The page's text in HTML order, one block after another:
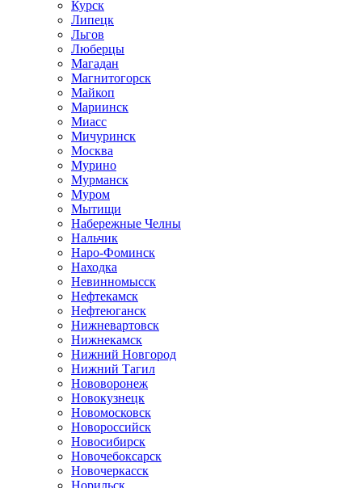
Курск
Липецк
Льгов
Люберцы
Магадан
Магнитогорск
Майкоп
Мариинск
Миасс
Мичуринск
Москва
Мурино
Мурманск
Муром
Мытищи
Набережные Челны
Нальчик
Наро-Фоминск
Находка
Невинномысск
Нефтекамск
Нефтеюганск
Нижневартовск
Нижнекамск
Нижний Новгород
Нижний Тагил
Нововоронеж
Новокузнецк
Новомосковск
Новороссийск
Новосибирск
Новочебоксарск
Новочеркасск
Норильск